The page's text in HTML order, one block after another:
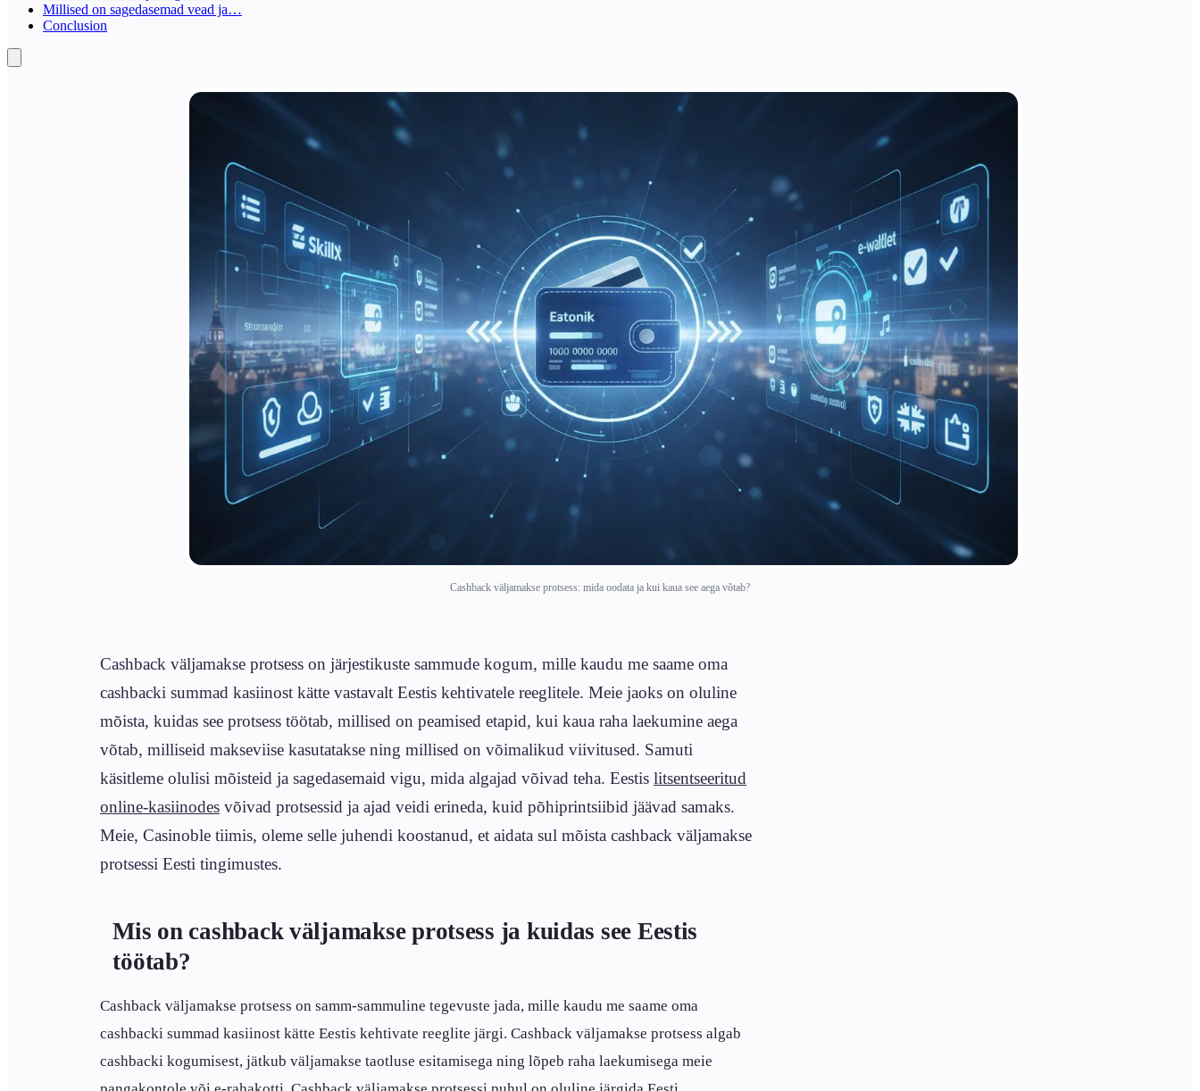
Millised on sagedasemad vead ja…
Conclusion
Cashback väljamakse protsess: mida oodata ja kui kaua see aega võtab?
Cashback väljamakse protsess on järjestikuste sammude kogum, mille kaudu me saame oma
cashbacki summad kasiinost kätte vastavalt Eestis kehtivatele reeglitele. Meie jaoks on oluline
mõista, kuidas see protsess töötab, millised on peamised etapid, kui kaua raha laekumine aega
võtab, milliseid makseviise kasutatakse ning millised on võimalikud viivitused. Samuti
käsitleme olulisi mõisteid ja sagedasemaid vigu, mida algajad võivad teha. Eestis litsentseeritud
online-kasiinodes võivad protsessid ja ajad veidi erineda, kuid põhiprintsiibid jäävad samaks.
Meie, Casinoble tiimis, oleme selle juhendi koostanud, et aidata sul mõista cashback väljamakse
protsessi Eesti tingimustes.
Mis on cashback väljamakse protsess ja kuidas see Eestis
töötab?
Cashback väljamakse protsess on samm-sammuline tegevuste jada, mille kaudu me saame oma
cashbacki summad kasiinost kätte Eestis kehtivate reeglite järgi. Cashback väljamakse protsess algab
cashbacki kogumisest, jätkub väljamakse taotluse esitamisega ning lõpeb raha laekumisega meie